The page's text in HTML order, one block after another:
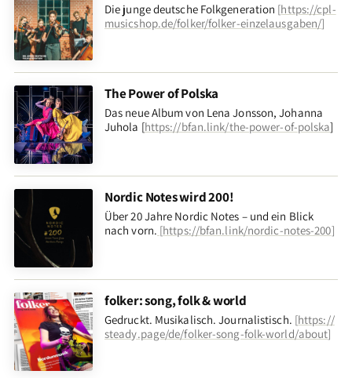
Die junge deutsche Folkgeneration [https://cpl-
musicshop.de/folker/folker-einzelausgaben/]
The Power of Polska
Das neue Album von Lena Jonsson, Johanna
Juhola [https://bfan.link/the-power-of-polska]
Nordic Notes wird 200!
Über 20 Jahre Nordic Notes – und ein Blick
nach vorn. [https://bfan.link/nordic-notes-200]
folker: song, folk & world
Gedruckt. Musikalisch. Journalistisch. [https://
steady.page/de/folker-song-folk-world/about]